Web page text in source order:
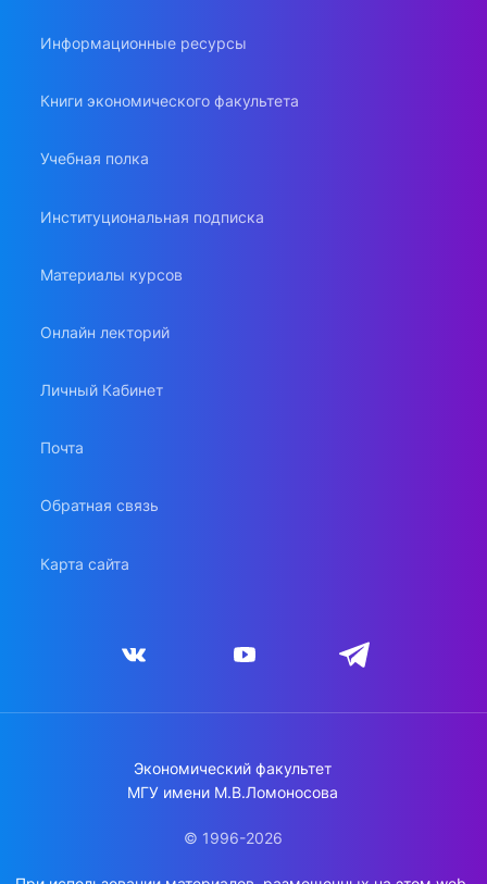
Информационные ресурсы
Книги экономического факультета
Учебная полка
Институциональная подписка
Материалы курсов
Онлайн лекторий
Личный Кабинет
Почта
Обратная связь
Карта сайта
Экономический факультет
МГУ имени М.В.Ломоносова
© 1996-2026